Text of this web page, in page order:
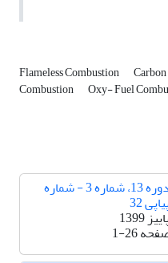
Flameless Combustion
Combustion Oxy- Fuel
دوره 13، شماره 3 - شماره
32
1399
1-26